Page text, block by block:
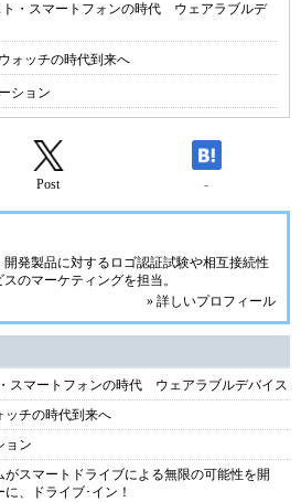
ト・スマートフォンの時代 ウェアラブルデ
ォッチの時代到来へ
ション
Post -
開発製品に対するロゴ認証試験や相互接続性
のマーケティングを担当。
» 詳しいプロフィール
スマートフォンの時代 ウェアラブルデバイス
ッチの時代到来へ
ョン
スマートドライブによる無限の可能性を開
、ドライブ･イン！